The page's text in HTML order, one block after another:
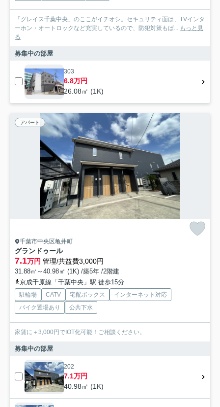
「グレイス千葉中央」のここがイチオシ。セキュリティ面は、TVインタ
ーホン・オートロックなど充実しているので、防犯対策もば...
もっと見
る
募集中の部屋
303
6.8万円
26.08㎡ (1K)
アパート
千葉市中央区亀井町
グランドゥール
7.1万円 管理/共益費3,000円
31.88㎡～40.98㎡ (1K) /築5年 /2階建
京成千原線「千葉中央」駅 徒歩15分
駐輪場 CATV 宅配ボックス
インターネット対応
バイク置場あり
公共下水
家賃に＋3,000円でIOT化可能！ご相談ください。
募集中の部屋
202
7.1万円
40.98㎡ (1K)